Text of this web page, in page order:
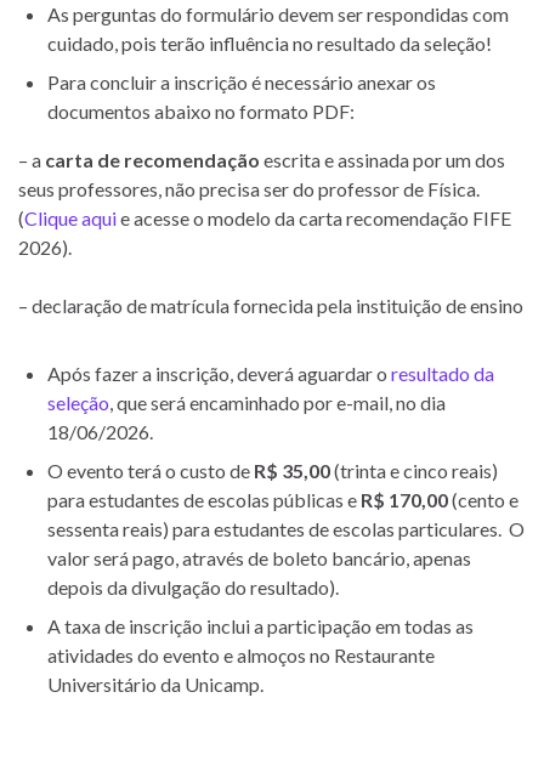
As perguntas do formulário devem ser respondidas com
cuidado, pois terão influência no resultado da seleção!
Para concluir a inscrição é necessário anexar os
documentos abaixo no formato PDF:
– a carta de recomendação escrita e assinada por um dos
seus professores, não precisa ser do professor de Física.
(Clique aquie acesse o modelo da carta recomendação FIFE
2026).
– declaração de matrícula fornecida pela instituição de ensino
Após fazer a inscrição, deverá aguardar o resultado da
seleção , que será encaminhado por e-mail, no dia
18/06/2026.
O evento terá o custo de R$ 35,00(trinta e cinco reais)
para estudantes de escolas públicas e R$ 170,00(cento e
sessenta reais) para estudantes de escolas particulares. O
valor será pago, através de boleto bancário, apenas
depois da divulgação do resultado).
A taxa de inscrição inclui a participação em todas as
atividades do evento e almoços no Restaurante
Universitário da Unicamp.